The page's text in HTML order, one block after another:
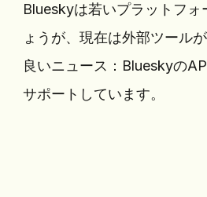
Blueskyは若いプラットフ
ょうが、現在は外部ツールが
良いニュース：Blueskyの
サポートしています。